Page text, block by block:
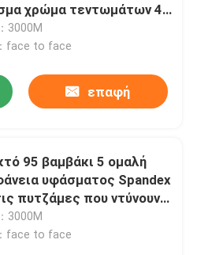
χρώμα τεντωμάτων 4
3000M
face to face
επαφή
95 βαμβάκι 5 ομαλή
υφάσματος Spandex
πυτζάμες που ντύνουν
3000M
face to face